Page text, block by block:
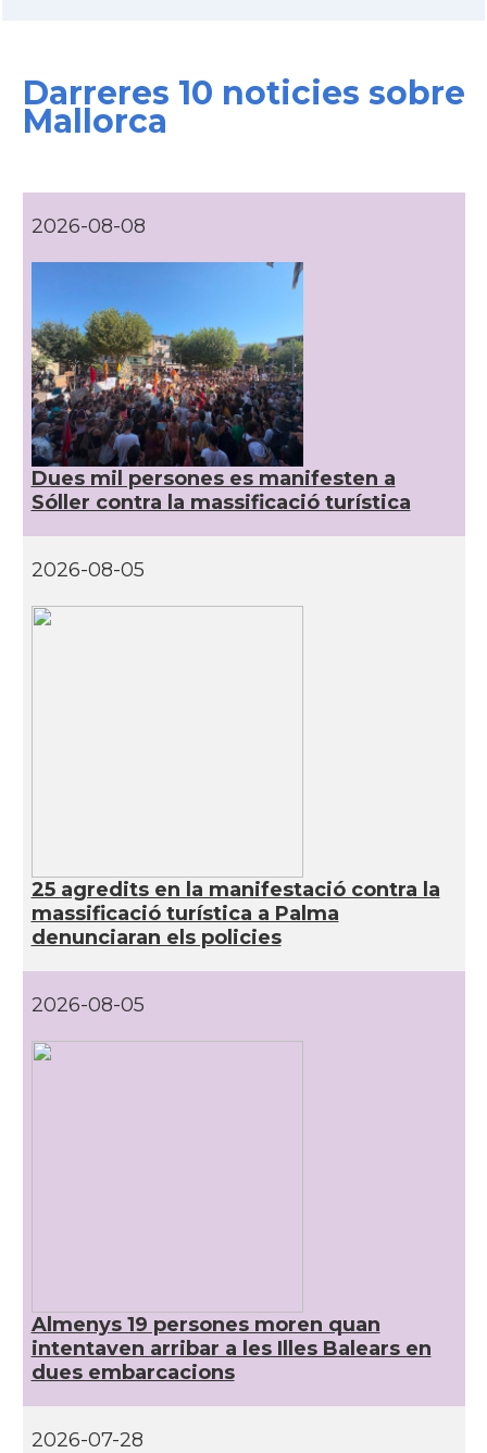
Darreres 10 noticies sobre
Mallorca
2026-08-08
Dues mil persones es manifesten a
Sóller contra la massificació turística
2026-08-05
25 agredits en la manifestació contra la
massificació turística a Palma
denunciaran els policies
2026-08-05
Almenys 19 persones moren quan
intentaven arribar a les Illes Balears en
dues embarcacions
2026-07-28